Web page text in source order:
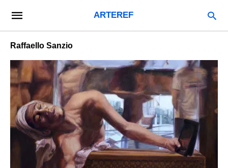
ARTEREF
Raffaello Sanzio